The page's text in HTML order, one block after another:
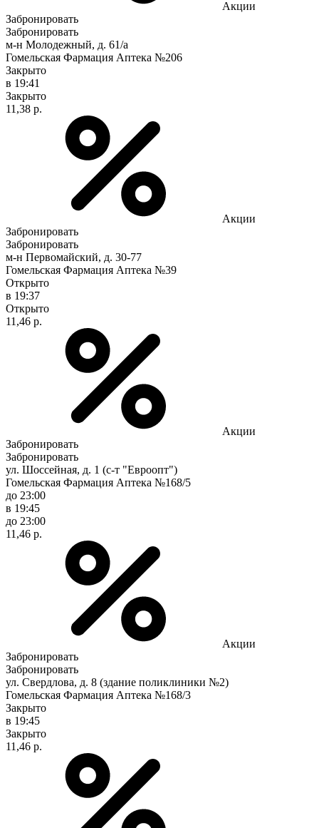
Акции
Забронировать
Забронировать
м-н Молодежный, д. 61/а
Гомельская Фармация Аптека №206
Закрыто
в 19:41
Закрыто
11,38 р.
Акции
Забронировать
Забронировать
м-н Первомайский, д. 30-77
Гомельская Фармация Аптека №39
Открыто
в 19:37
Открыто
11,46 р.
Акции
Забронировать
Забронировать
ул. Шоссейная, д. 1 (с-т "Евроопт")
Гомельская Фармация Аптека №168/5
до 23:00
в 19:45
до 23:00
11,46 р.
Акции
Забронировать
Забронировать
ул. Свердлова, д. 8 (здание поликлиники №2)
Гомельская Фармация Аптека №168/3
Закрыто
в 19:45
Закрыто
11,46 р.